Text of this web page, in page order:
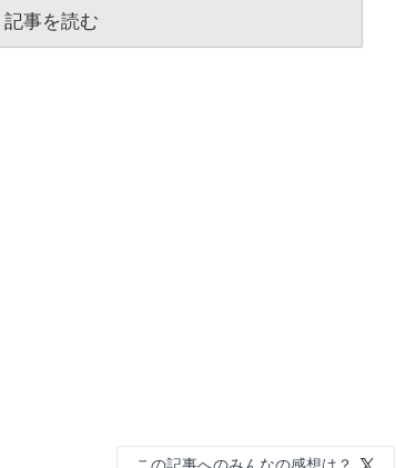
記事を読む
この記事へのみんなの感想は？